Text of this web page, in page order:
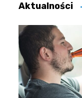
Aktualności